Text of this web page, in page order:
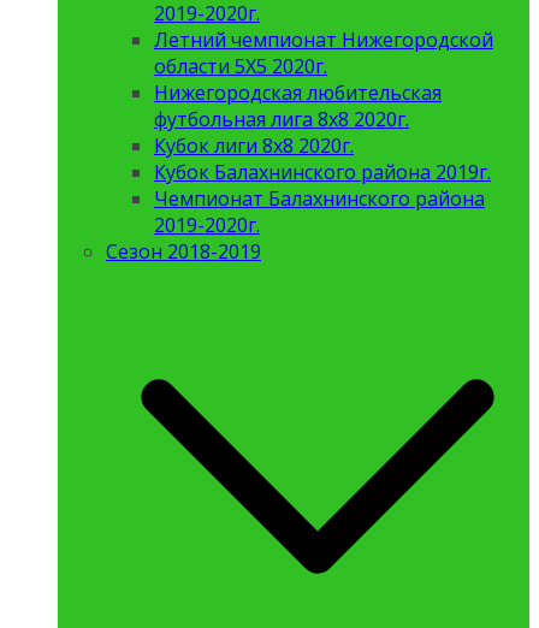
2019-2020г.
Летний чемпионат Нижегородской
области 5Х5 2020г.
Нижегородская любительская
футбольная лига 8х8 2020г.
Кубок лиги 8х8 2020г.
Кубок Балахнинского района 2019г.
Чемпионат Балахнинского района
2019-2020г.
Сезон 2018-2019